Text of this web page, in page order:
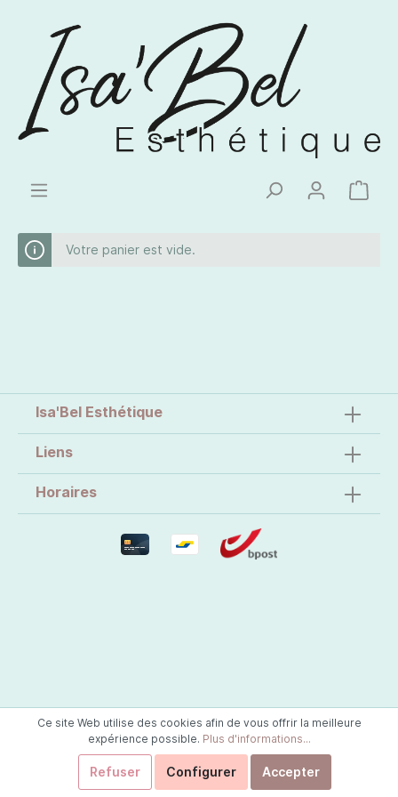
Votre panier est vide.
Isa'Bel Esthétique
Liens
Horaires
Ce site Web utilise des cookies afin de vous offrir la meilleure
expérience possible. Plus d'informations...
Refuser Configurer Accepter